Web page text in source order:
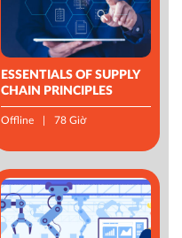
ESSENTIALS OF SUPPLY
CHAIN PRINCIPLES
Offline 78 Giờ